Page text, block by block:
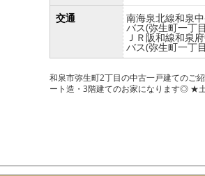
交通
南海泉北線和泉
バス(弥生町一丁
ＪＲ阪和線和泉
バス(弥生町一丁
和泉市弥生町2丁目の中古一戸建てのご
ート造・3階建てのお家になります◎ ★